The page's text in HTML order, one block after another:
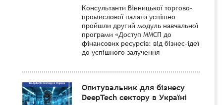
Консультанти Вінницької торгово-
промислової палати успішно
пройшли другий модуль навчальної
програми «Доступ ММСП до
фінансових ресурсів: від бізнес-ідеї
до успішного залучення
Опитувальник для бізнесу
DeepTech сектору в Україні